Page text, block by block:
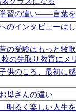
習の違い――言葉
のインタビュー
受験はもっと牧
の先取り教育に
のころ、最初に
母さんの違い
るく楽しい人生